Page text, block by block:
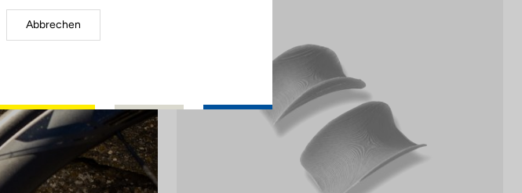
Abbrechen